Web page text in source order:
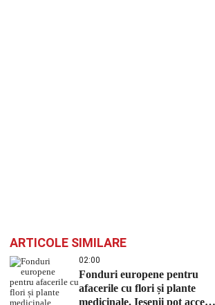
ARTICOLE SIMILARE
02:00
Fonduri europene pentru
afacerile cu flori și plante
medicinale. Ieșenii pot accesa